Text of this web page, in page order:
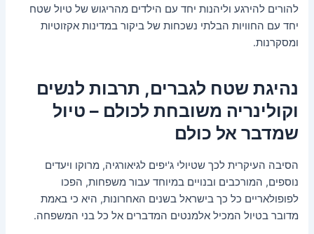
להורים להירגע וליהנות יחד עם הילדים מהריגוש של טיול שטח
יחד עם החוויות הבלתי נשכחות של ביקור במדינות אקזוטיות
ומסקרנות.
נהיגת שטח לגברים, תרבות לנשים
וקולינריה משובחת לכולם – טיול
שמדבר אל כולם
הסיבה העיקרית לכך שטיולי ג'יפים לגיאורגיה, מרוקו ויעדים
נוספים, המורכבים ובנויים במיוחד עבור משפחות, הפכו
לפופולאריים כל כך בישראל בשנים האחרונות, היא כי באמת
מדובר בטיול המכיל אלמנטים המדברים אל כל בני המשפחה.